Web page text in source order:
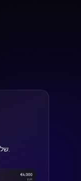
שלם כל מי בלי מתיחות.